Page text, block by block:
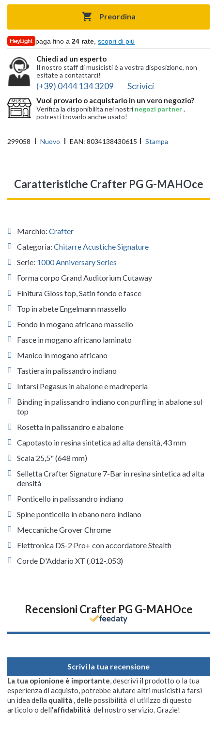
 Preordina
paga fino a24 rate ,scopri di più
Chiedi ad un esperto
Il nostro staff di musicisti è a vostra disposizione, non
esitate a contattarci!
(+39) 0444 134 3209 Scrivici
Vuoi provarlo o acquistarlo in un vero negozio?
Verifica la disponibilita nei nostri negozi partner,
potresti trovarlo anche usato!
299058 Nuovo EAN: 8034138430615 Stampa
Caratteristiche Crafter PG G-MAHOce
Marchio: Crafter
Categoria: Chitarre Acustiche Signature
Serie: 1000 Anniversary Series
Forma corpo Grand Auditorium Cutaway
Finitura Gloss top, Satin fondo e fasce
Top in abete Engelmann massello
Fondo in mogano africano massello
Fasce in mogano africano laminato
Manico in mogano africano
Tastiera in palissandro indiano
Intarsi Pegasus in abalone e madreperla
Binding in palissandro indiano con purfling in abalone sul
top
Rosetta in palissandro e abalone
Capotasto in resina sintetica ad alta densità, 43 mm
Scala 25,5" (648 mm)
Selletta Crafter Signature 7-Bar in resina sintetica ad alta
densità
Ponticello in palissandro indiano
Spine ponticello in ebano nero indiano
Meccaniche Grover Chrome
Elettronica DS-2 Pro+ con accordatore Stealth
Corde D'Addario XT (.012-.053)
Recensioni Crafter PG G-MAHOce
Scrivi la tua recensione
La tua opionione è importante, descrivi il prodotto o la tua
esperienza di acquisto, potrebbe aiutare altri musicisti a farsi
un idea della qualità , delle possibilità di utilizzo di questo
articolo o dell'affidabilità del nostro servizio. Grazie!